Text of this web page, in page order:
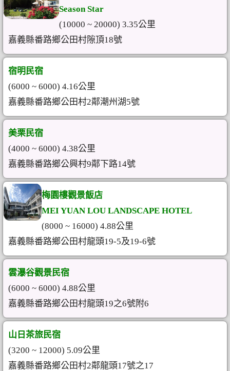
Season Star
(10000 ~ 20000) 3.35公里
嘉義縣番路鄉公田村隙頂18號
宿明民宿
(6000 ~ 6000) 4.16公里
嘉義縣番路鄉公田村2鄰潮州湖5號
美栗民宿
(4000 ~ 6000) 4.38公里
嘉義縣番路鄉公興村9鄰下路14號
梅園樓觀景飯店
MEI YUAN LOU LANDSCAPE HOTEL
(8000 ~ 16000) 4.88公里
嘉義縣番路鄉公田村龍頭19-5及19-6號
雲瀑谷觀景民宿
(6000 ~ 6000) 4.88公里
嘉義縣番路鄉公田村龍頭19之6號附6
山日茶旅民宿
(3200 ~ 12000) 5.09公里
嘉義縣番路鄉公田村2鄰龍頭17號之17